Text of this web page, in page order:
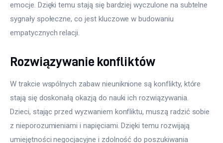
emocje. Dzięki temu stają się bardziej wyczulone na subtelne
sygnały społeczne, co jest kluczowe w budowaniu
empatycznych relacji.
Rozwiązywanie konfliktów
W trakcie wspólnych zabaw nieuniknione są konflikty, które
stają się doskonałą okazją do nauki ich rozwiązywania.
Dzieci, stając przed wyzwaniem konfliktu, muszą radzić sobie
z nieporozumieniami i napięciami. Dzięki temu rozwijają
umiejętności negocjacyjne i zdolność do poszukiwania